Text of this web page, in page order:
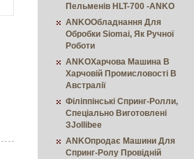
Пельменів HLT-700 -ANKO
ANKOОбладнання Для
Обробки Siomai, Як Ручної
Роботи
ANKOХарчова Машина В
Харчовій Промисловості В
Австралії
Філіппінські Спринг-Ролли,
Спеціально Виготовлені
ЗJollibee
ANKOпродає Машини Для
Спринг-Ролу Провідній